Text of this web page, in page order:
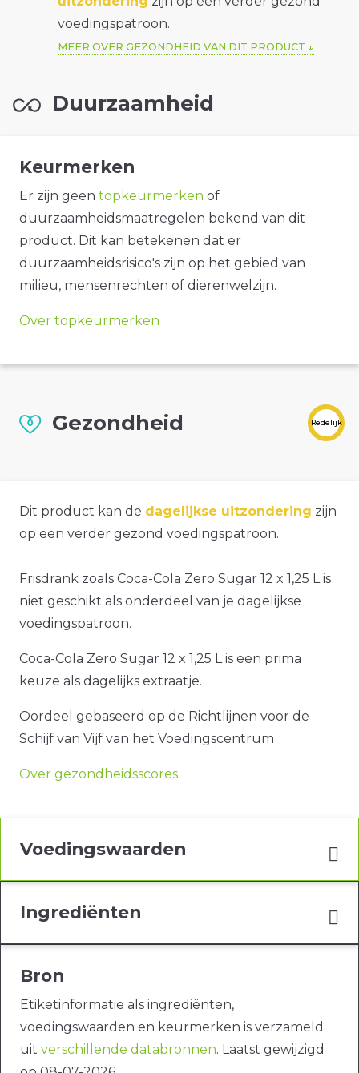
voedingspatroon.
MEER OVER GEZONDHEID VAN DIT PRODUCT
Duurzaamheid
Keurmerken
Er zijn geen topkeurmerken of
duurzaamheidsmaatregelen bekend van dit
product. Dit kan betekenen dat er
duurzaamheidsrisico's zijn op het gebied van
milieu, mensenrechten of dierenwelzijn.
Over topkeurmerken
Gezondheid Redelijk
Dit product kan de dagelijkse uitzondering zijn
op een verder gezond voedingspatroon.
Frisdrank zoals Coca-Cola Zero Sugar 12 x 1,25 L is
niet geschikt als onderdeel van je dagelijkse
voedingspatroon.
Coca-Cola Zero Sugar 12 x 1,25 L is een prima
keuze als dagelijks extraatje.
Oordeel gebaseerd op de Richtlijnen voor de
Schijf van Vijf van het Voedingscentrum
Over gezondheidsscores
Voedingswaarden
Ingrediënten
Bron
Etiketinformatie als ingrediënten,
voedingswaarden en keurmerken is verzameld
uit verschillende databronnen. Laatst gewijzigd